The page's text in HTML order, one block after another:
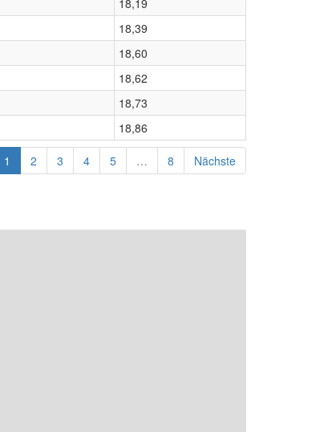
18,19
18,39
18,60
18,62
18,73
18,86
1 2 3 4 5 … 8 Nächste